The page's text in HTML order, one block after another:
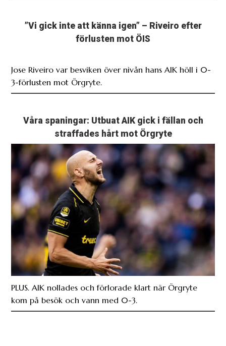
”Vi gick inte att känna igen” – Riveiro efter
förlusten mot ÖIS
Jose Riveiro var besviken över nivån hans AIK höll i 0-
3-förlusten mot Örgryte.
Våra spaningar: Utbuat AIK gick i fällan och
straffades hårt mot Örgryte
PLUS. AIK nollades och förlorade klart när Örgryte
kom på besök och vann med 0-3.